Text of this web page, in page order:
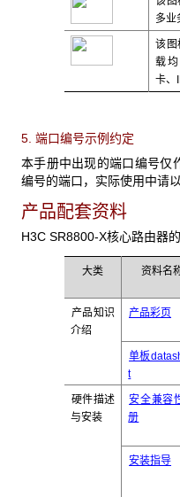
多业
该图
载
卡、
5. 端口编号示例约定
本手册中出现的端口编号仅
编号的端口，实际使用中请
产品配套资料
H3C SR8800-X核心路由器
大类 资料名
产品知识
介绍
产品彩页
单板
t
硬件描述
与安装
安全兼容
册
安装指导